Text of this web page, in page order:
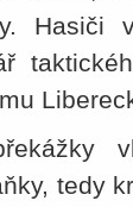
Hasiči
tedy